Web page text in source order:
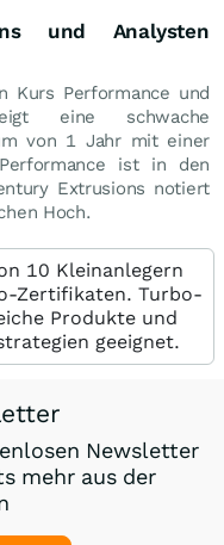
und Analysten
Kurs Performance und
eine schwache
von 1 Jahr mit einer
ist in den
Extrusions notiert
Hoch.
10 Kleinanlegern
Zertifikaten. Turbo-
Produkte und
geeignet.
Newsletter
mehr aus der